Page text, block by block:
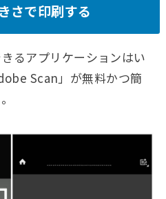
さで印刷する
るアプリケーションはい
Scan」が無料かつ簡